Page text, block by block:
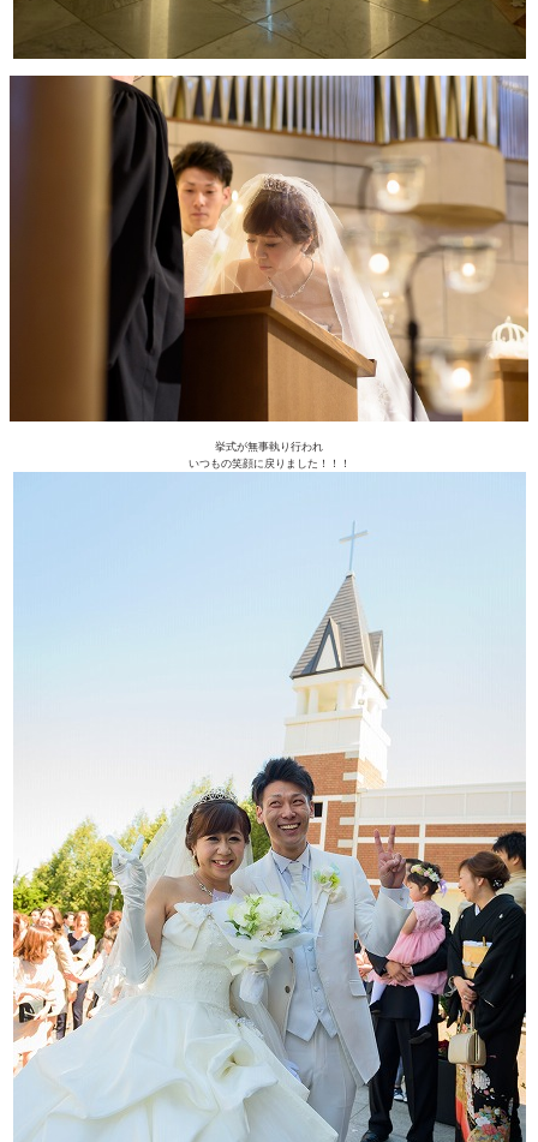
挙式が無事執り行われ
いつもの笑顔に戻りました！！！